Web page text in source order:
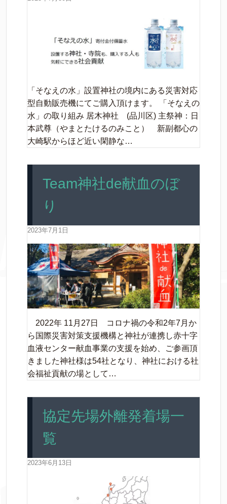
「そなえの水」設置神社の境内にある災害対応
型自動販売機にてご購入頂けます。 「そなえの
水」の取り組み 居木神社 (品川区) 主祭神：日
本武尊（やまとたけるのみこと） 新副都心の
大崎駅からほど近い閑静な…
Team神社de献血のぼ
り
2023年7月1日
2022年 11月27日 コロナ禍の令和2年7月か
ら国際災害対策支援機構と神社が連携し赤十字
血液センター献血事業の支援を始め、ご参画頂
きました神社様は54社となり、神社における社
会福祉貢献の場として…
協定先場外離発着場一
覧
2023年6月13日